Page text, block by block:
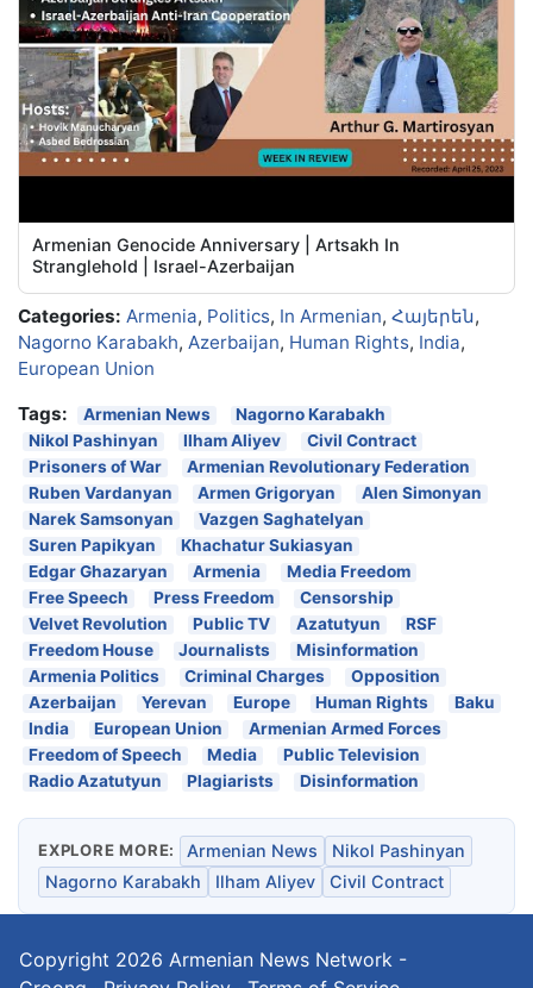
Armenian Genocide Anniversary | Artsakh In
Stranglehold | Israel-Azerbaijan
Categories: Armenia, Politics, In Armenian, Հայերեն,
Nagorno Karabakh, Azerbaijan, Human Rights, India,
European Union
Tags:
Armenian News
Nagorno Karabakh
Nikol Pashinyan
Ilham Aliyev
Civil Contract
Prisoners of War
Armenian Revolutionary Federation
Ruben Vardanyan
Armen Grigoryan
Alen Simonyan
Narek Samsonyan
Vazgen Saghatelyan
Suren Papikyan
Khachatur Sukiasyan
Edgar Ghazaryan
Armenia
Media Freedom
Free Speech
Press Freedom
Censorship
Velvet Revolution
Public TV Azatutyun
RSF
Freedom House
Journalists
Misinformation
Armenia Politics
Criminal Charges
Opposition
Azerbaijan
Yerevan Europe Human Rights
Baku
India
European Union
Armenian Armed Forces
Freedom of Speech
Media
Public Television
Radio Azatutyun
Plagiarists Disinformation
EXPLORE MORE: Armenian News
Nikol Pashinyan
Nagorno Karabakh
Ilham Aliyev Civil Contract
Copyright 2026 Armenian News Network -